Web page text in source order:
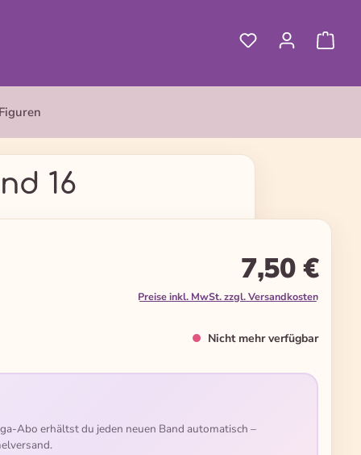
16
7,50 €
Preise inkl. MwSt. zzgl. Versandkosten
Nicht mehr verfügbar
Abo erhältst du jeden neuen Band automatisch –